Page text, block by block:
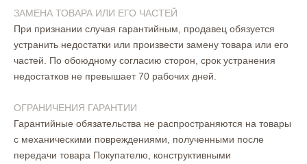
ЗАМЕНА ТОВАРА ИЛИ ЕГО ЧАСТЕЙ
При признании случая гарантийным, продавец обязуется
устранить недостатки или произвести замену товара или его
частей. По обоюдному согласию сторон, срок устранения
недостатков не превышает 70 рабочих дней.
ОГРАНИЧЕНИЯ ГАРАНТИИ
Гарантийные обязательства не распространяются на товары
с механическими повреждениями, полученными после
передачи товара Покупателю, конструктивными